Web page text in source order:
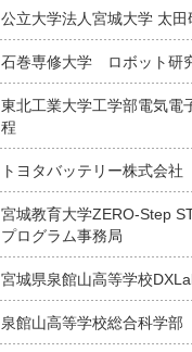
公立大学法人宮城大学 太田
石巻専修大学 ロボット研
東北工業大学工学部電気電
程
トヨタバッテリー株式会社
宮城教育大学ZERO-Step
プログラム事務局
宮城県泉館山高等学校
泉館山高等学校総合科学部